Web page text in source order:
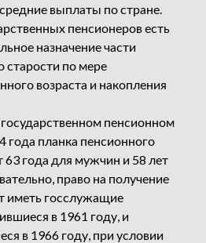
выплаты по стране.
пенсионеров есть
назначение части
старости по мере
возраста и накопления
пенсионном
года планка пенсионного
63 года для мужчин и 58 лет
право на получение
иметь госслужащие
в 1961 году, и
в 1966 году, при условии